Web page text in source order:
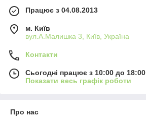
Працює з 04.08.2013
м. Київ
вул.А.Малишка 3, Київ, Україна
Контакти
Сьогодні працює з 10:00 до 18:00
Показати весь графік роботи
Про нас